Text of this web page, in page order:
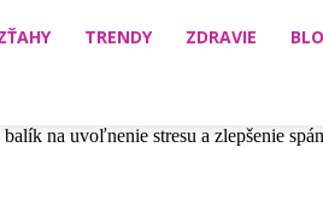
TRENDY ZDRAVIE
na uvoľnenie stresu a zlepšenie